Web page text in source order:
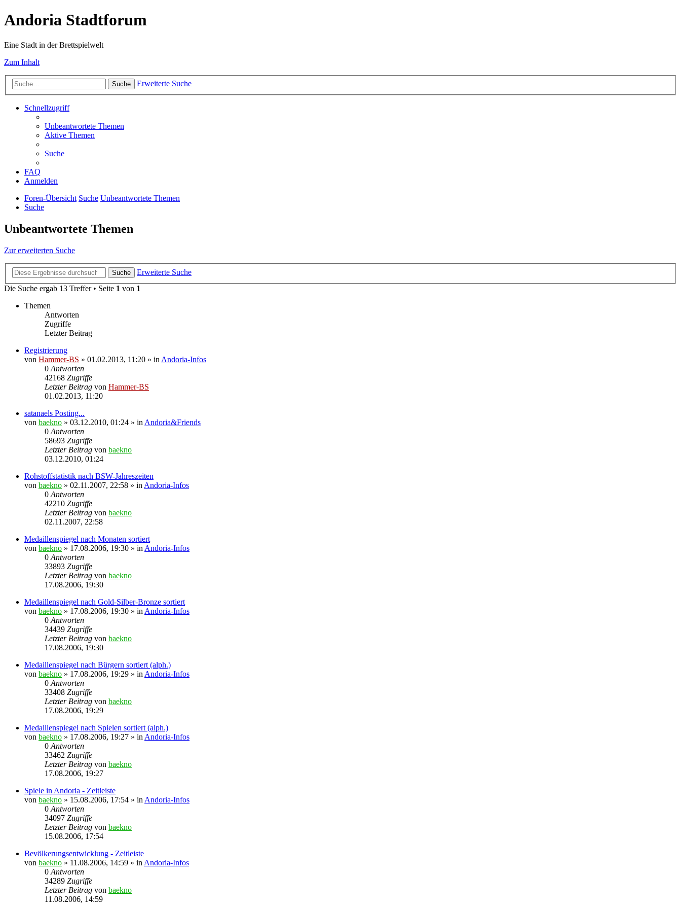
Andoria Stadtforum
Eine Stadt in der Brettspielwelt
Zum Inhalt
Suche Erweiterte Suche
Schnellzugriff
Unbeantwortete Themen
Aktive Themen
Suche
FAQ
Anmelden
Foren-Übersicht Suche Unbeantwortete Themen
Suche
Unbeantwortete Themen
Zur erweiterten Suche
Suche
Erweiterte Suche
Die Suche ergab 13 Treffer • Seite 1 von 1
Themen
Antworten
Zugriffe
Letzter Beitrag
Registrierung
von Hammer-BS » 01.02.2013, 11:20 » in Andoria-Infos
0 Antworten
42168 Zugriffe
Letzter Beitrag von Hammer-BS
01.02.2013, 11:20
satanaels Posting...
von baekno » 03.12.2010, 01:24 » in Andoria&Friends
0 Antworten
58693 Zugriffe
Letzter Beitrag von baekno
03.12.2010, 01:24
Rohstoffstatistik nach BSW-Jahreszeiten
von baekno » 02.11.2007, 22:58 » in Andoria-Infos
0 Antworten
42210 Zugriffe
Letzter Beitrag von baekno
02.11.2007, 22:58
Medaillenspiegel nach Monaten sortiert
von baekno » 17.08.2006, 19:30 » in Andoria-Infos
0 Antworten
33893 Zugriffe
Letzter Beitrag von baekno
17.08.2006, 19:30
Medaillenspiegel nach Gold-Silber-Bronze sortiert
von baekno » 17.08.2006, 19:30 » in Andoria-Infos
0 Antworten
34439 Zugriffe
Letzter Beitrag von baekno
17.08.2006, 19:30
Medaillenspiegel nach Bürgern sortiert (alph.)
von baekno » 17.08.2006, 19:29 » in Andoria-Infos
0 Antworten
33408 Zugriffe
Letzter Beitrag von baekno
17.08.2006, 19:29
Medaillenspiegel nach Spielen sortiert (alph.)
von baekno » 17.08.2006, 19:27 » in Andoria-Infos
0 Antworten
33462 Zugriffe
Letzter Beitrag von baekno
17.08.2006, 19:27
Spiele in Andoria - Zeitleiste
von baekno » 15.08.2006, 17:54 » in Andoria-Infos
0 Antworten
34097 Zugriffe
Letzter Beitrag von baekno
15.08.2006, 17:54
Bevölkerungsentwicklung - Zeitleiste
von baekno » 11.08.2006, 14:59 » in Andoria-Infos
0 Antworten
34289 Zugriffe
Letzter Beitrag von baekno
11.08.2006, 14:59